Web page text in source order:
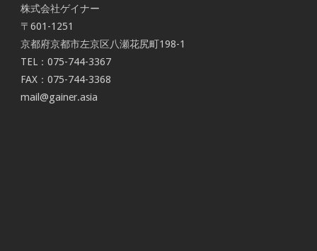
株式会社ゲイナー
〒601-1251
京都府京都市左京区八瀬花尻町198-1
TEL：075-744-3367
FAX：075-744-3368
mail@gainer.asia